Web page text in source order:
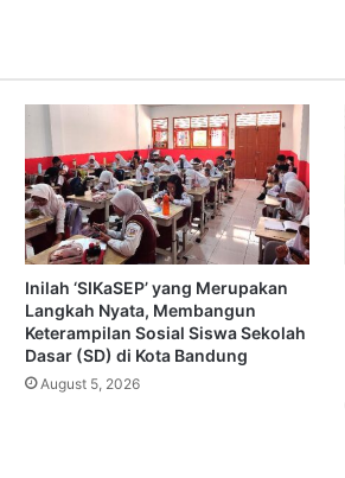
Inilah ‘SIKaSEP’ yang Merupakan
Langkah Nyata, Membangun
Keterampilan Sosial Siswa Sekolah
Dasar (SD) di Kota Bandung
August 5, 2026